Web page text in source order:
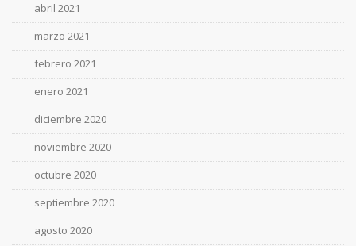
abril 2021
marzo 2021
febrero 2021
enero 2021
diciembre 2020
noviembre 2020
octubre 2020
septiembre 2020
agosto 2020